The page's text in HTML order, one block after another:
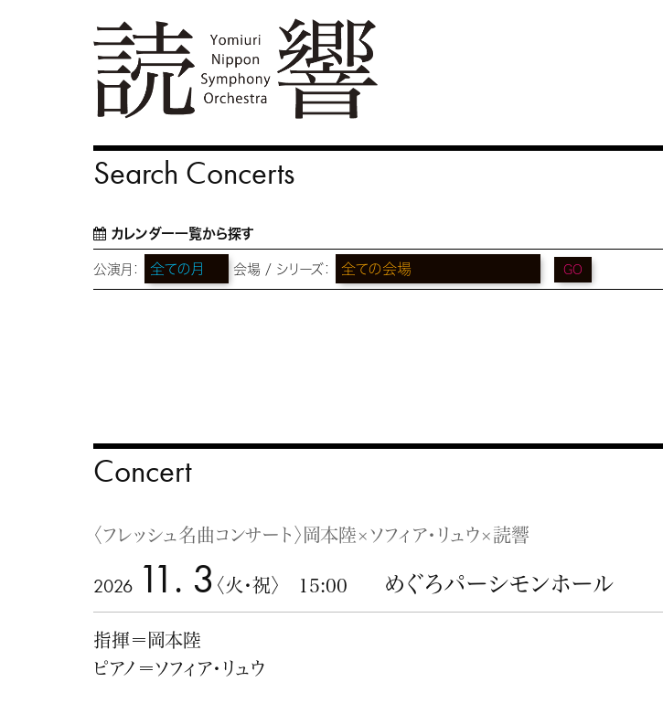
Search Concerts
カレンダー一覧から探す
公演月： 会場 / シリーズ： GO
Concert
〈フレッシュ名曲コンサート〉岡本陸×ソフィア・リュウ×読響
2026 11. 3 〈火・祝〉 15:00 めぐろパーシモンホール
指揮＝岡本陸
ピアノ＝ソフィア・リュウ